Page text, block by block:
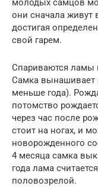
они сначала живут
достигая
свой гарем.
Спариваются ламы
Самка вынашивает
меньше года).
потомство
через час после
стоит на ногах, и
новорожденного
4 месяца самка
года лама
половозрелой.